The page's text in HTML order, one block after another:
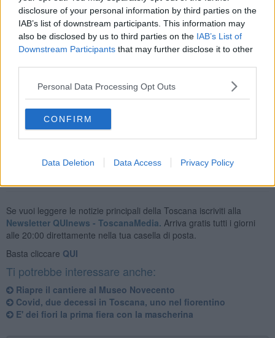
disclosure of your personal information by third parties on the
IAB’s list of downstream participants. This information may
also be disclosed by us to third parties on the IAB’s List of
Downstream Participants that may further disclose it to other
Personal Data Processing Opt Outs
CONFIRM
Data Deletion Data Access Privacy Policy
rapida già adottata nei mesi scorsi dall'Agenzia delle Dogane e dei
Monopoli dello scalo.
Si tratta, spiega l'Agenzia, di materiale destinato alla Regione e alle
aziende sanitarie locali in vista della distribuzione alla popolazione.
Nello specifico, sono12.500.000mascherine chirurgiche,7.000
286 apparecchi di ventilazione, 9.600
maschere per terapia
respiratoria.
Se vuoi leggere le notizie principali della Toscana iscriviti alla
Newsletter QUInews - ToscanaMedia. Arriva gratis tutti i giorni
alle 20:00 direttamente nella tua casella di posta.
Basta cliccare QUI
Ti potrebbe interessare anche:
Riapre il cantiere al Museo Novecento
Covid, due decessi in Toscana, uno nel fiorentino
E' dei fiori la prima fiera con la mascherina